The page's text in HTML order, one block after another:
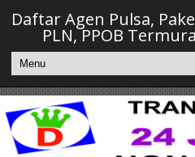
Daftar Agen Pulsa,
PLN, PPOB